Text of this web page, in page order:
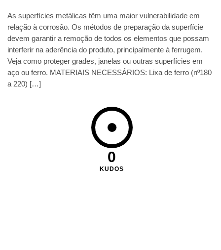
As superfícies metálicas têm uma maior vulnerabilidade em
relação à corrosão. Os métodos de preparação da superfície
devem garantir a remoção de todos os elementos que possam
interferir na aderência do produto, principalmente à ferrugem.
Veja como proteger grades, janelas ou outras superfícies em
aço ou ferro. MATERIAIS NECESSÁRIOS: Lixa de ferro (nº180
a 220) […]
0
KUDOS